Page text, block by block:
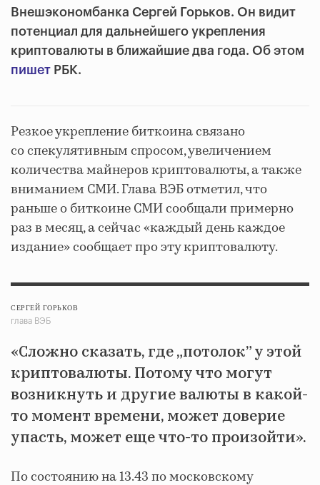
Внешэкономбанка Сергей Горьков. Он видит
потенциал для дальнейшего укрепления
криптовалюты в ближайшие два года. Об этом
пишет РБК.
Резкое укрепление биткоина связано
со спекулятивным спросом, увеличением
количества майнеров криптовалюты, а также
вниманием СМИ. Глава ВЭБ отметил, что
раньше о биткоине СМИ сообщали примерно
раз в месяц, а сейчас «каждый день каждое
издание» сообщает про эту криптовалюту.
СЕРГЕЙ ГОРЬКОВ
глава ВЭБ
«Сложно сказать, где „потолок” у этой
криптовалюты. Потому что могут
возникнуть и другие валюты в какой-
то момент времени, может доверие
упасть, может еще что-то произойти».
По состоянию на 13.43 по московскому